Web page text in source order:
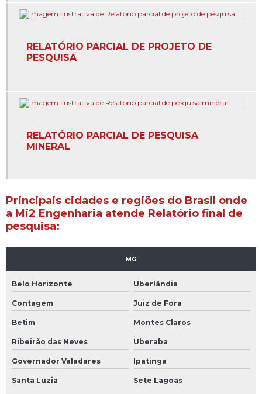
Certificação de propriedades rurais
Concessão de lavras anm em belo horizonte
Concessão de lavras licença ambiental
Consulta concessão de lavra dnpm
Empresa de aerolevantamento em belo horizonte
Empresa de aerolevantamento em minas gerais
Empresa de aerolevantamento topografia drone
Empresa de cadastro ambiental rural custo
Empresa de cadastro ambiental rural custo em bh
Empresa de cadastro ambiental rural custo em mg
Empresa de cartografia digital
Empresa de cartografia digital em belo horizonte
RELATÓRIO PARCIAL DE PROJETO DE
PESQUISA
RELATÓRIO PARCIAL DE PESQUISA
MINERAL
Principais cidades e regiões do Brasil onde
a Mi2 Engenharia atende Relatório final de
pesquisa:
MG
Belo Horizonte Uberlândia
Contagem Juiz de Fora
Betim Montes Claros
Ribeirão das Neves Uberaba
Governador Valadares Ipatinga
Santa Luzia Sete Lagoas